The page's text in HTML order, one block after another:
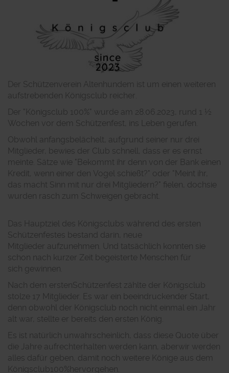
Der Schützenverein Altenhundem ist um einen weiteren
aufstrebenden Königsclub reicher .
D er
"Königsclub 100%" wurde am 28.06.2023, rund 1 ½
Wochen vor dem Schützenfest, ins Leben gerufen.
Obwohl anfangs belächelt, aufgrund seiner nur drei
Mitglieder, bewies der Club schnell, dass er es ernst
meinte. Sätze wie "Bekommt ihr denn von der Bank einen
Kredit, wenn einer den Vogel schießt?" oder "Meint ihr,
das macht Sinn mit nur drei Mitgliedern?" fielen, dochsie
wurden
rasch zum Schweigen gebracht.
Das Hauptziel des Königsclubs während des ersten
Schützenfestes bestand darin, neue
Mitglieder aufzunehmen. Und tatsächlich konnten sie
schon nach kurzer Zeit begeisterte Menschen für
sich gewinnen.
Nach dem erstenSchützenfest zählte der Königsclub
stolze 17 Mitglieder. Es war ein beeindruckender Start,
denn obwohl der Königsclub noch nicht einmal ein Jahr
alt war, stellte er
bereits den ersten König.
Es ist natürlich unwahrscheinlich, dass diese Quote über
die Jahr e aufrechterhalten werden kann, aber
wir werden
alles dafür geben, damit noch weitere Könige aus dem
K önigsclub100% hervorgehen.